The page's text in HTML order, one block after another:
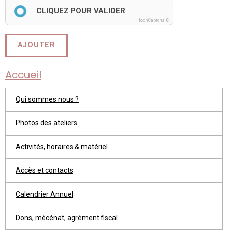
CLIQUEZ POUR VALIDER
IconCaptcha ©
AJOUTER
Accueil
Qui sommes nous ?
Photos des ateliers...
Activités, horaires & matériel
Accès et contacts
Calendrier Annuel
Dons, mécénat, agrément fiscal